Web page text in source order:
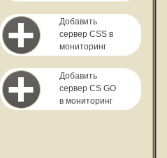
Добавить
сервер CSS в
мониторинг
Добавить
сервер CS GO
в мониторинг